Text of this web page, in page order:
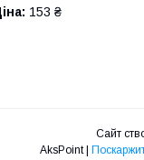
153 ₴
Сайт
AksPoint |